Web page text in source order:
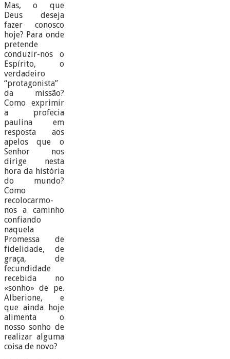
Mas, o que
Deus deseja
fazer conosco
hoje? Para onde
pretende
conduzir-nos o
Espírito, o
verdadeiro
“protagonista”
da missão?
Como exprimir
a profecia
paulina em
resposta aos
apelos que o
Senhor nos
dirige nesta
hora da história
do mundo?
Como
recolocarmo-
nos a caminho
confiando
naquela
Promessa de
fidelidade, de
graça, de
fecundidade
recebida no
«sonho» de pe.
Alberione, e
que ainda hoje
alimenta o
nosso sonho de
realizar alguma
coisa de novo?